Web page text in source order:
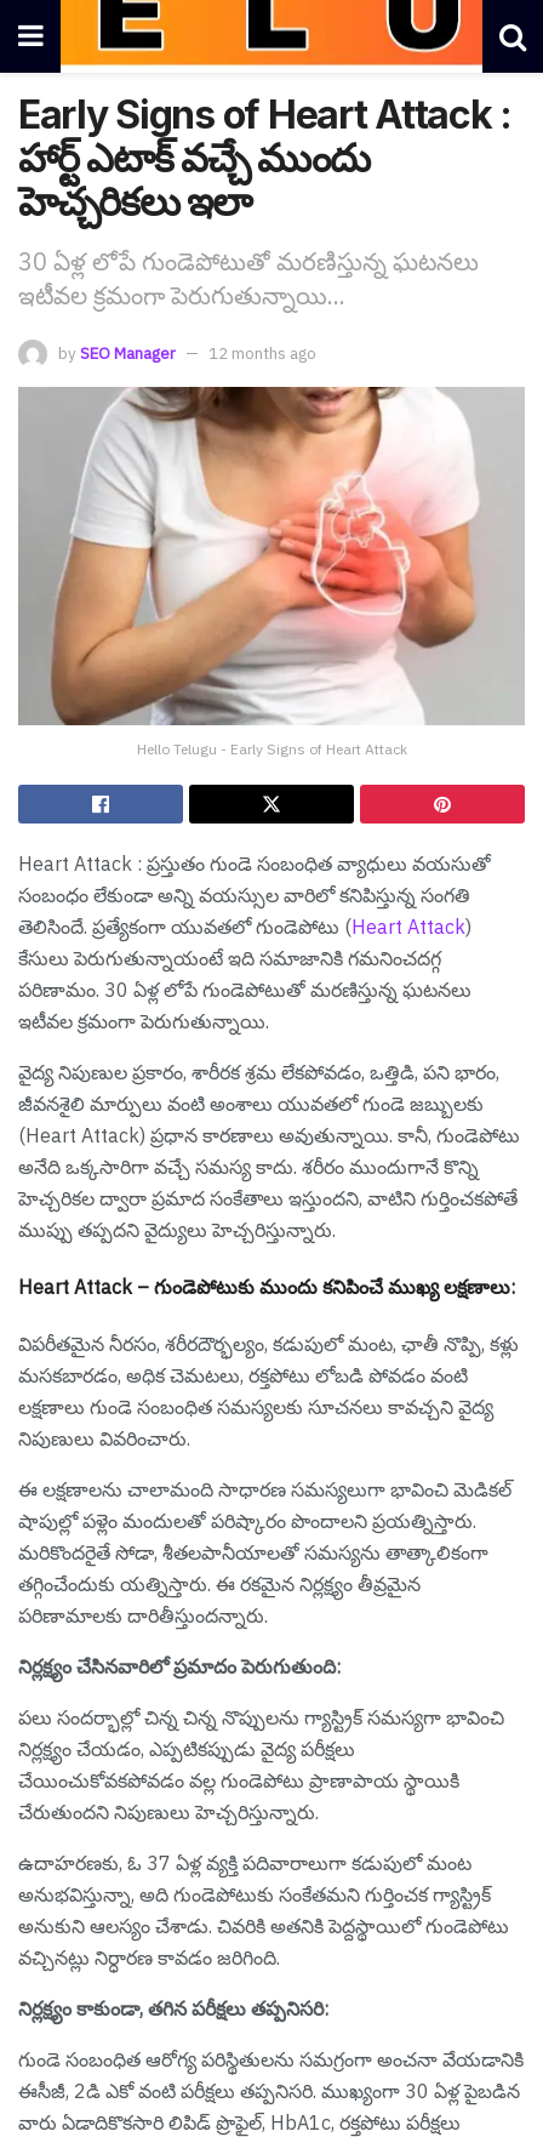
Early Signs of Heart Attack :
హార్ట్ ఎటాక్ వచ్చే ముందు
హెచ్చరికలు ఇలా
30 ఏళ్ల లోపే గుండెపోటుతో మరణిస్తున్న ఘటనలు
ఇటీవల క్రమంగా పెరుగుతున్నాయి...
by SEO Manager 12 months ago
Hello Telugu - Early Signs of Heart Attack
Heart Attack : ప్రస్తుతం గుండె సంబంధిత వ్యాధులు వయసుతో
సంబంధం లేకుండా అన్ని వయస్సుల వారిలో కనిపిస్తున్న సంగతి
తెలిసిందే. ప్రత్యేకంగా యువతలో గుండెపోటు (Heart Attack)
కేసులు పెరుగుతున్నాయంటే ఇది సమాజానికి గమనించదగ్గ
పరిణామం. 30 ఏళ్ల లోపే గుండెపోటుతో మరణిస్తున్న ఘటనలు
ఇటీవల క్రమంగా పెరుగుతున్నాయి.
వైద్య నిపుణుల ప్రకారం, శారీరక శ్రమ లేకపోవడం, ఒత్తిడి, పని భారం,
జీవనశైలి మార్పులు వంటి అంశాలు యువతలో గుండె జబ్బులకు
(Heart Attack) ప్రధాన కారణాలు అవుతున్నాయి. కానీ, గుండెపోటు
అనేది ఒక్కసారిగా వచ్చే సమస్య కాదు. శరీరం ముందుగానే కొన్ని
హెచ్చరికల ద్వారా ప్రమాద సంకేతాలు ఇస్తుందని, వాటిని గుర్తించకపోతే
ముప్పు తప్పదని వైద్యులు హెచ్చరిస్తున్నారు.
Heart Attack – గుండెపోటుకు ముందు కనిపించే ముఖ్య లక్షణాలు:
విపరీతమైన నీరసం, శరీరదౌర్భల్యం, కడుపులో మంట, ఛాతీ నొప్పి, కళ్లు
మసకబారడం, అధిక చెమటలు, రక్తపోటు లోబడి పోవడం వంటి
లక్షణాలు గుండె సంబంధిత సమస్యలకు సూచనలు కావచ్చని వైద్య
నిపుణులు వివరించారు.
ఈ లక్షణాలను చాలామంది సాధారణ సమస్యలుగా భావించి మెడికల్
షాపుల్లో పళ్లెం మందులతో పరిష్కారం పొందాలని ప్రయత్నిస్తారు.
మరికొందరైతే సోడా, శీతలపానీయాలతో సమస్యను తాత్కాలికంగా
తగ్గించేందుకు యత్నిస్తారు. ఈ రకమైన నిర్లక్ష్యం తీవ్రమైన
పరిణామాలకు దారితీస్తుందన్నారు.
నిర్లక్ష్యం చేసినవారిలో ప్రమాదం పెరుగుతుంది:
పలు సందర్భాల్లో చిన్న చిన్న నొప్పులను గ్యాస్ట్రిక్ సమస్యగా భావించి
నిర్లక్ష్యం చేయడం, ఎప్పటికప్పుడు వైద్య పరీక్షలు
చేయించుకోవకపోవడం వల్ల గుండెపోటు ప్రాణాపాయ స్థాయికి
చేరుతుందని నిపుణులు హెచ్చరిస్తున్నారు.
ఉదాహరణకు, ఓ 37 ఏళ్ల వ్యక్తి పదివారాలుగా కడుపులో మంట
అనుభవిస్తున్నా, అది గుండెపోటుకు సంకేతమని గుర్తించక గ్యాస్ట్రిక్
అనుకుని ఆలస్యం చేశాడు. చివరికి అతనికి పెద్దస్థాయిలో గుండెపోటు
వచ్చినట్లు నిర్ధారణ కావడం జరిగింది.
నిర్లక్ష్యం కాకుండా, తగిన పరీక్షలు తప్పనిసరి:
గుండె సంబంధిత ఆరోగ్య పరిస్థితులను సమగ్రంగా అంచనా వేయడానికి
ఈసీజీ, 2డి ఎకో వంటి పరీక్షలు తప్పనిసరి. ముఖ్యంగా 30 ఏళ్ల పైబడిన
వారు ఏడాదికొకసారి లిపిడ్ ప్రొఫైల్, HbA1c, రక్తపోటు పరీక్షలు